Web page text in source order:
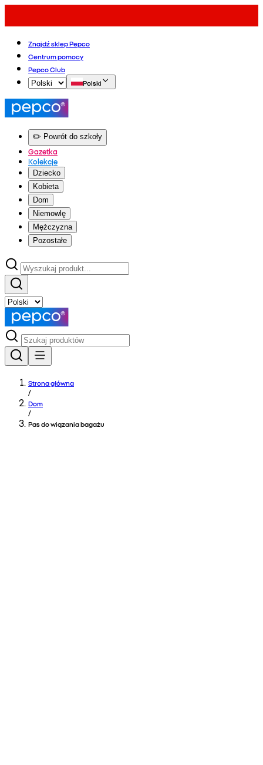
Znajdź sklep Pepco
Centrum pomocy
Pepco Club
Polski
✏️ Powrót do szkoły
Gazetka
Kolekcje
Dziecko
Kobieta
Dom
Niemowlę
Mężczyzna
Pozostałe
Strona główna
/
Dom
/
Pas do wiązania bagażu